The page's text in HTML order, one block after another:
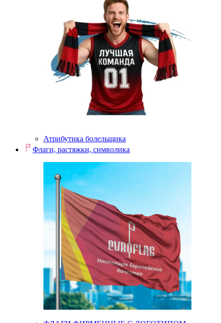
Атрибутика болельщика
Флаги, растяжки, символика